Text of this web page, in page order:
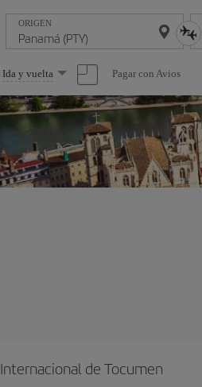
ORIGEN
Seleccione
una
opción
Ida y vuelta Pagar con Avios
Internacional de Tocumen